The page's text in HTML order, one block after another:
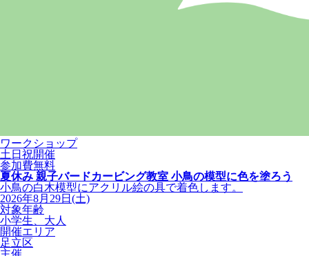
ワークショップ
土日祝開催
参加費無料
夏休み 親子バードカービング教室 小鳥の模型に色を塗ろう
小鳥の白木模型にアクリル絵の具で着色します。
2026年8月29日(土)
対象年齢
小学生、大人
開催エリア
足立区
主催